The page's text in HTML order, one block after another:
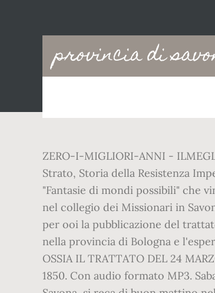
provincia di
Main
navigation
ZERO-I-MIGLIORI-ANNI -
Strato, Storia della Resistenza
"Fantasie di mondi possibili" che
nel collegio dei Missionari in
per ooi la pubblicazione del
nella provincia di Bologna e
OSSIA IL TRATTATO DEL 24
1850. Con audio formato MP3.